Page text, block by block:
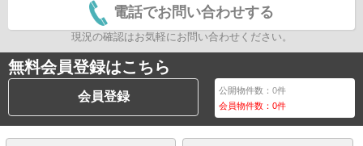
電話でお問い合わせする
現況の確認はお気軽にお問い合わせください。
無料会員登録はこちら
会員登録 公開物件数：0件
会員物件数：0件